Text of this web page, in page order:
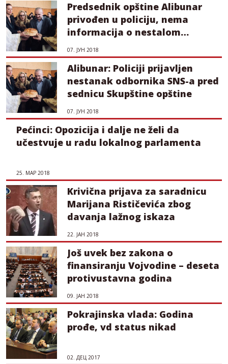
Predsednik opštine Alibunar
privođen u policiju, nema
informacija o nestalom
odborniku
07. ЈУН 2018
Alibunar: Policiji prijavljen
nestanak odbornika SNS-a pred
sednicu Skupštine opštine
07. ЈУН 2018
Pećinci: Opozicija i dalje ne želi da
učestvuje u radu lokalnog parlamenta
25. МАР 2018
Krivična prijava za saradnicu
Marijana Rističevića zbog
davanja lažnog iskaza
22. ЈАН 2018
Još uvek bez zakona o
finansiranju Vojvodine – deseta
protivustavna godina
09. ЈАН 2018
Pokrajinska vlada: Godina
prođe, vd status nikad
02. ДЕЦ 2017